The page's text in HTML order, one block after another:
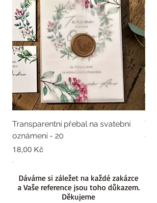
Transparentní přebal na svatební
oznámení - 20
Cena
18,00 Kč
.
Dáváme si záležet na každé zakázce
a Vaše reference jsou toho důkazem.
Děkujeme